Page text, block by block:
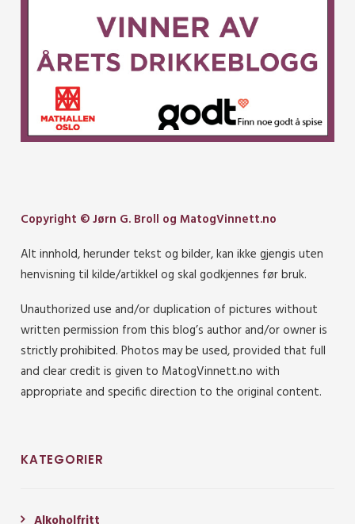
Copyright © Jørn G. Broll og MatogVinnett.no
Alt innhold, herunder tekst og bilder, kan ikke gjengis uten
henvisning til kilde/artikkel og skal godkjennes før bruk.
Unauthorized use and/or duplication of pictures without
written permission from this blog’s author and/or owner is
strictly prohibited. Photos may be used, provided that full
and clear credit is given to MatogVinnett.no with
appropriate and specific direction to the original content.
KATEGORIER